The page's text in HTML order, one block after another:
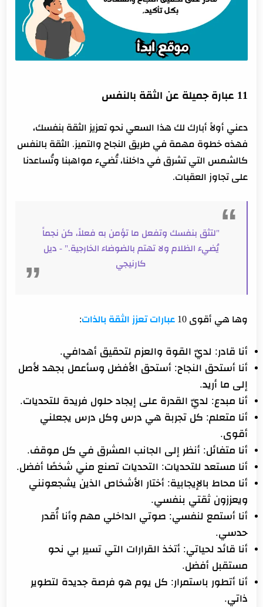
11 عبارة جميلة عن الثقة بالنفس
دعني أولاً أبارك لك هذا السعي نحو تعزيز الثقة بنفسك،
فهذه خطوة مهمة في طريق النجاح والتميز. الثقة بالنفس
كالشمس التي تشرق في داخلنا، تُضيء مواهبنا وتُساعدنا
على تجاوز العقبات.
"لتثق بنفسك وتفعل ما تؤمن به فعلاً، كن نجماً
يُضيء الظلام ولا تهتم بالضوضاء الخارجية." - ديل
كارنيجي
وها هي أقوى 10 عبارات تعزز الثقة بالذات:
أنا قادر: لديّ القوة والعزم لتحقيق أهدافي.
أنا أستحق النجاح: أستحق الأفضل وسأعمل بجهد لأصل
إلى ما أريد.
أنا مبدع: لديّ القدرة على إيجاد حلول فريدة للتحديات.
أنا متعلم: كل تجربة هي درس وكل درس يجعلني
أقوى.
أنا متفائل: أنظر إلى الجانب المشرق في كل موقف.
أنا مستعد للتحديات: التحديات تصنع مني شخصًا أفضل.
أنا محاط بالإيجابية: أختار الأشخاص الذين يشجعونني
ويعززون ثقتي بنفسي.
أنا أستمع لنفسي: صوتي الداخلي مهم وأنا أُقدر
حدسي.
أنا قائد لحياتي: أتخذ القرارات التي تسير بي نحو
مستقبل أفضل.
أنا أتطور باستمرار: كل يوم هو فرصة جديدة لتطوير
ذاتي.